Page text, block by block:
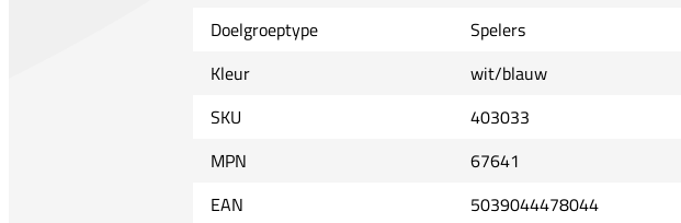
Doelgroeptype
Spelers
Kleur
wit/blauw
SKU
403033
MPN
67641
EAN
5039044478044